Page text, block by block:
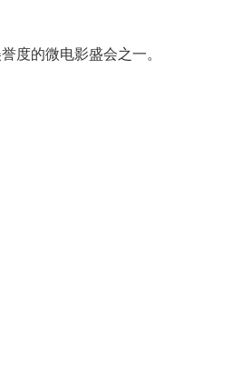
度的微电影盛会之一。